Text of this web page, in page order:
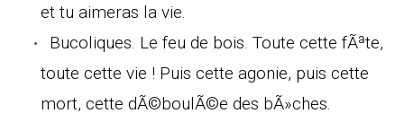
et tu aimeras la vie.
Bucoliques. Le feu de bois. Toute cette fÃªte,
toute cette vie ! Puis cette agonie, puis cette
mort, cette dÃ©boulÃ©e des bÃ»ches.